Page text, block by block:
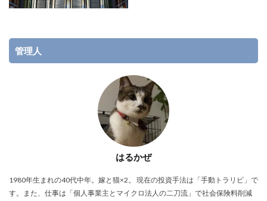
管理人
はるかぜ
1980年生まれの40代中年。嫁と猫×2。 現在の投資手法は「手動トラリピ」で
す。また、仕事は「個人事業主とマイクロ法人の二刀流」で社会保険料削減